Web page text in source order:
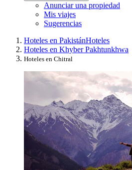
Anunciar una propiedad
Mis viajes
Sugerencias
Hoteles en PakistánHoteles
Hoteles en Khyber Pakhtunkhwa
Hoteles en Chitral